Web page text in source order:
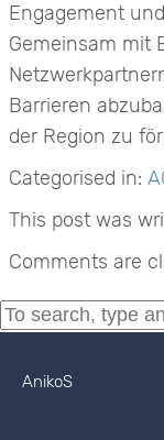
Engagement
Gemeinsam mit
Barrieren
der Region zu
Categorised in:
This post was
Comments are
AnikoS